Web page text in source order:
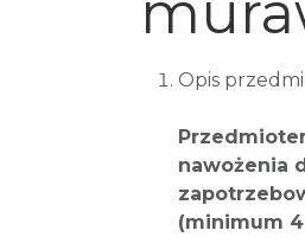
Opis
nawożenia
(minimum